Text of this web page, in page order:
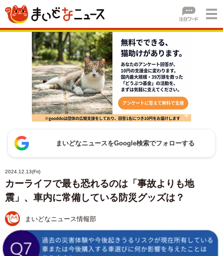
まいどなニュースをGoogle検索でフォローする
2024.12.13(Fri)
カーライフで最も恐れるのは「事故よりも地
震」、車内に常備している防災グッズは？
まいどなニュース情報部